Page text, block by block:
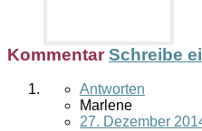
KommentarSchreibe
Antworten
Marlene
27. Dezember